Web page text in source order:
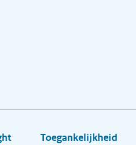
Toegankelijkheid